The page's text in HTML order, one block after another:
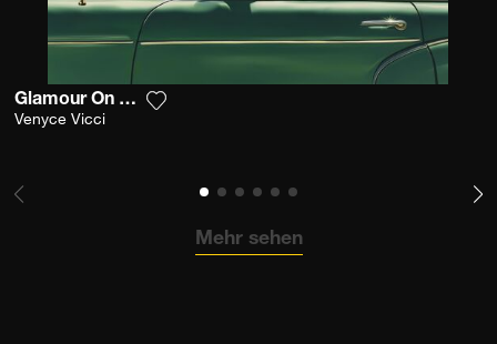
Glamour On The Road
Venyce Vicci
Mehr sehen